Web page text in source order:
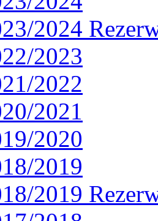
2024
2023
2022
2021
2020
2019
2019